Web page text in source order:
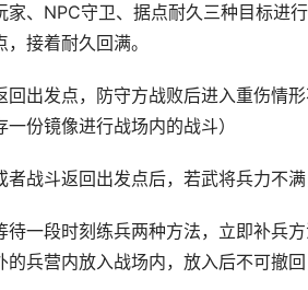
、NPC守卫、据点耐久三种目标进
接着耐久回满。
出发点，防守方战败后进入重伤情
一份镜像进行战场内的战斗）
战斗返回出发点后，若武将兵力不满
待一段时刻练兵两种方法，立即补兵
兵营内放入战场内，放入后不可撤